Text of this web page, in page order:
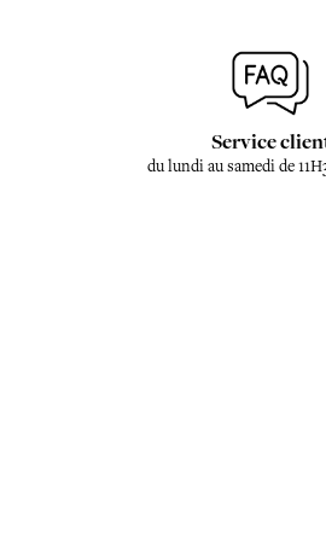
Service
du lundi au samedi de